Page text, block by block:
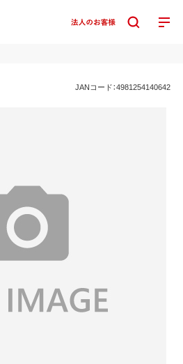
JANコード：4981254140642